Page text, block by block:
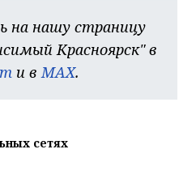
на нашу страницу
Красноярск" в
и в MAX.
сетях